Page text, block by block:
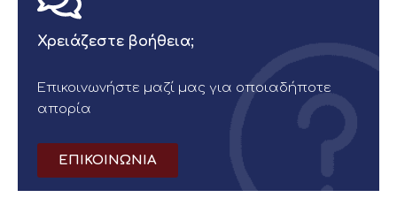
Χρειάζεστε βοήθεια;
Επικοινωνήστε μαζί μας για οποιαδήποτε
απορία
ΕΠΙΚΟΙΝΩΝΙΑ